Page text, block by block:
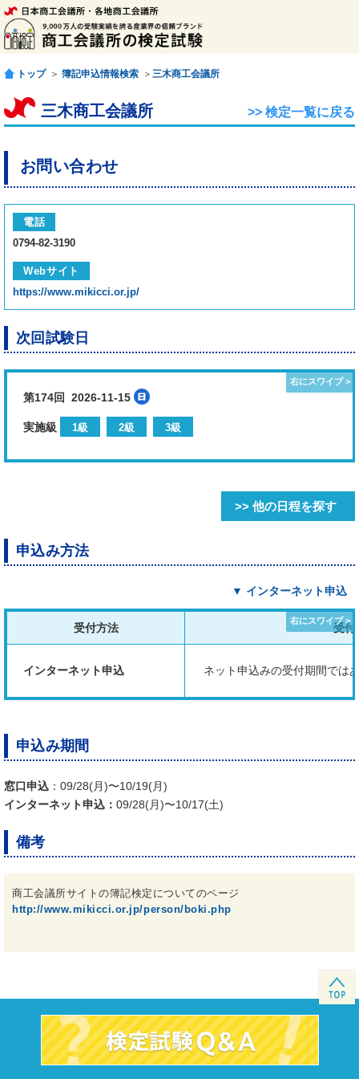
トップ ＞ 簿記申込情報検索 ＞ 三木商工会議所
>> 検定一覧に戻る
三木商工会議所
お問い合わせ
電話
0794-82-3190
Webサイト
https://www.mikicci.or.jp/
次回試験日
第174回 2026-11-15
実施級 1級 2級 3級
>> 他の日程を探す
申込み方法
▼ インターネット申込
受付方法 受付
インターネット申込 ネット申込みの受付期間では
申込み期間
窓口申込 ：09/28(月)〜10/19(月)
インターネット申込： 09/28(月)〜10/17(土)
備考
商工会議所サイトの簿記検定についてのページ
http://www.mikicci.or.jp/person/boki.php